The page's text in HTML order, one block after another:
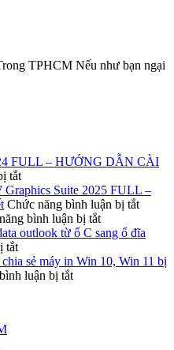
TPHCM Nếu như bạn ngại
FULL – HƯỚNG DẪN CÀI
tắtở
Tải
AI
2024
–
2024
FULL
Suite 2025 FULL –
Chức năng bình luận bị tắtở
Phần
bình luận bị tắtở
Sửa
tính
outlook từ ổ C sang ổ đĩa
tắtở
Chuyển
dữ
sẻ máy in Win 10, Win 11 bị
luận bị tắtở